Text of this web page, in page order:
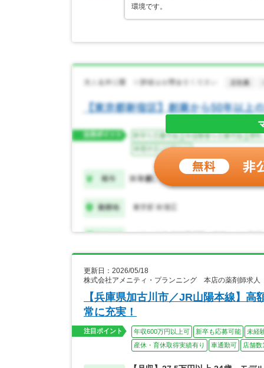
環境です。
更新日：2026/05/18
株式会社アメニティ・プランニング 本店の薬剤師求人
【兵庫県加古川市／JR山陽本線】
常に充実！
注目ポイント 年収600万円以上可 新卒も応募可能
未経
産休・育休取得実績有り
車通勤可 店舗数